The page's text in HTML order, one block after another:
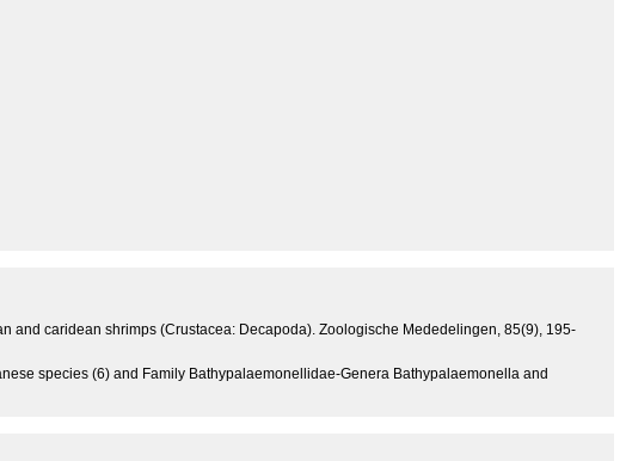
and caridean shrimps (Crustacea: Decapoda). Zoologische Mededelingen, 85(9), 195-
species (6) and Family Bathypalaemonellidae-Genera Bathypalaemonella and